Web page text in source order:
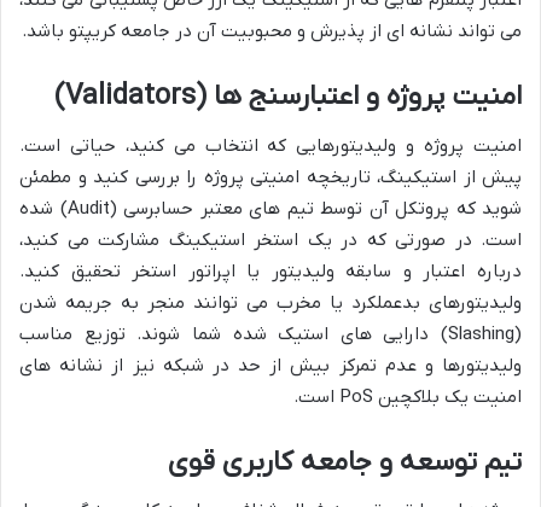
می تواند نشانه ای از پذیرش و محبوبیت آن در جامعه کریپتو باشد.
امنیت پروژه و اعتبارسنج ها (Validators)
امنیت پروژه و ولیدیتورهایی که انتخاب می کنید، حیاتی است.
پیش از استیکینگ، تاریخچه امنیتی پروژه را بررسی کنید و مطمئن
شوید که پروتکل آن توسط تیم های معتبر حسابرسی (Audit) شده
است. در صورتی که در یک استخر استیکینگ مشارکت می کنید،
درباره اعتبار و سابقه ولیدیتور یا اپراتور استخر تحقیق کنید.
ولیدیتورهای بدعملکرد یا مخرب می توانند منجر به جریمه شدن
(Slashing) دارایی های استیک شده شما شوند. توزیع مناسب
ولیدیتورها و عدم تمرکز بیش از حد در شبکه نیز از نشانه های
امنیت یک بلاکچین PoS است.
تیم توسعه و جامعه کاربری قوی